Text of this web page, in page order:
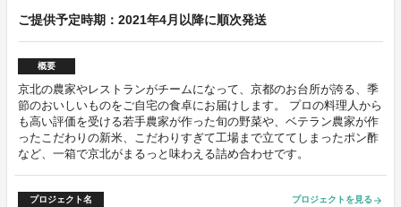
ご提供予定時期：2021年4月以降に順次発送
概要
京北の農家やレストランがチームになって、京都のお台所が誇る、季
節のおいしいものをご自宅の食卓にお届けします。 プロの料理人から
も高い評価を受ける若手農家が作った旬の野菜や、ベテラン農家が作
ったこだわりの新米、こだわりすぎて工場まで立ててしまったポン酢
など、一箱で京北がまるっと味わえる詰め合わせです。
プロジェクト名 プロジェクトを見る arrow_forward